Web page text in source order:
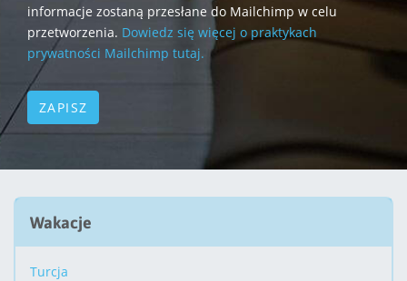
informacje zostaną przesłane do Mailchimp w celu
przetworzenia. Dowiedz się więcej o praktykach
prywatności Mailchimp tutaj.
Wakacje
Turcja